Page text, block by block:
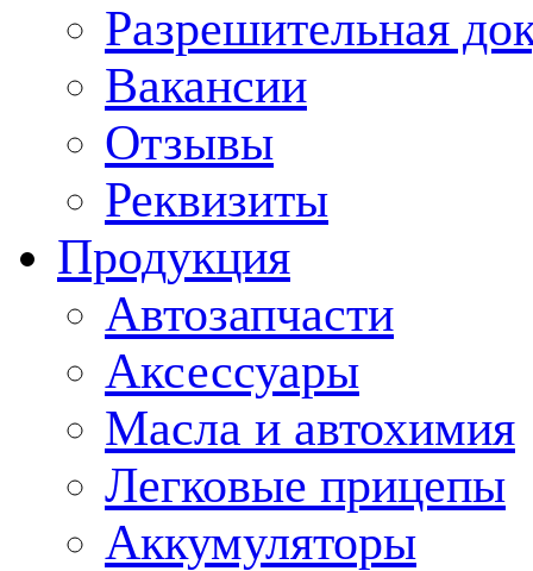
Разрешительная
Вакансии
Отзывы
Реквизиты
Продукция
Автозапчасти
Аксессуары
Масла и автохимия
Легковые прицепы
Аккумуляторы